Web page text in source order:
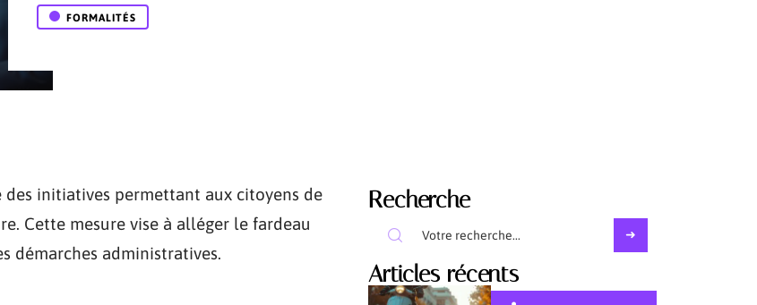
FORMALITÉS
initiatives permettant aux citoyens de
Cette mesure vise à alléger le fardeau
démarches administratives.
Recherche
Articles récents